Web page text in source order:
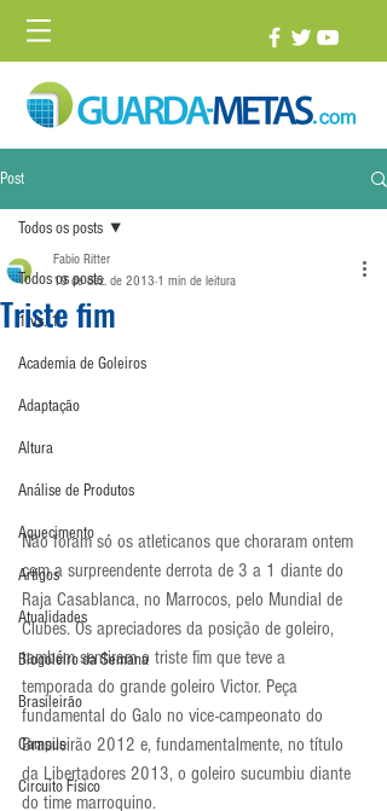
Post
Todos os posts
1 vs. 1
Academia de Goleiros
Adaptação
Altura
Análise de Produtos
Aquecimento
Artigos
Atualidades
Blogoleiro da Semana
Brasileirão
Campus
Circuito Físico
Todos os posts
Triste fim
Fabio Ritter
19 de dez. de 2013 1 min de leitura
Não foram só os atleticanos que choraram ontem
com a surpreendente derrota de 3 a 1 diante do
Raja Casablanca, no Marrocos, pelo Mundial de
Clubes. Os apreciadores da posição de goleiro,
também sentiram o triste fim que teve a
temporada do grande goleiro Victor. Peça
fundamental do Galo no vice-campeonato do
Brasileirão 2012 e, fundamentalmente, no título
da Libertadores 2013, o goleiro sucumbiu diante
do time marroquino.